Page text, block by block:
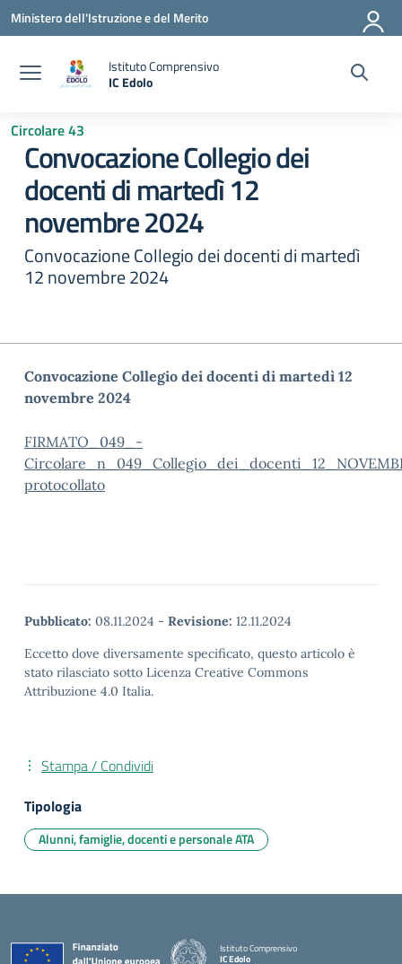
Vai ai contenuti
Vai al menu di navigazione
Vai al footer
Ministero dell'Istruzione e del Merito
Istituto Comprensivo
IC Edolo
Circolare 43
Convocazione Collegio dei
docenti di martedì 12
novembre 2024
Convocazione Collegio dei docenti di martedì
12 novembre 2024
Convocazione Collegio dei docenti di martedì 12
novembre 2024
FIRMATO_049_-
protocollato
Pubblicato: 08.11.2024 - Revisione: 12.11.2024
Eccetto dove diversamente specificato, questo articolo è
stato rilasciato sotto Licenza Creative Commons
Attribuzione 4.0 Italia.
Stampa / Condividi
Tipologia
Alunni, famiglie, docenti e personale ATA
Istituto Comprensivo
IC Edolo